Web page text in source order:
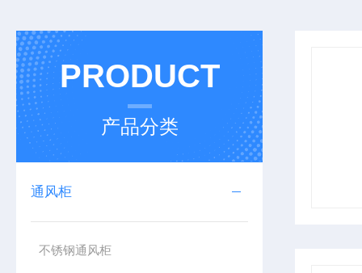
PRODUCT
产品分类
通风柜
不锈钢通风柜